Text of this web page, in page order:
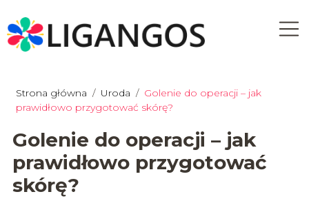
Strona główna / Uroda / Golenie do operacji – jak
prawidłowo przygotować skórę?
Golenie do operacji – jak
prawidłowo przygotować
skórę?